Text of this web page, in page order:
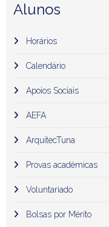
Alunos
Horários
Calendário
Apoios Sociais
AEFA
ArquitecTuna
Provas académicas
Voluntariado
Bolsas por Mérito